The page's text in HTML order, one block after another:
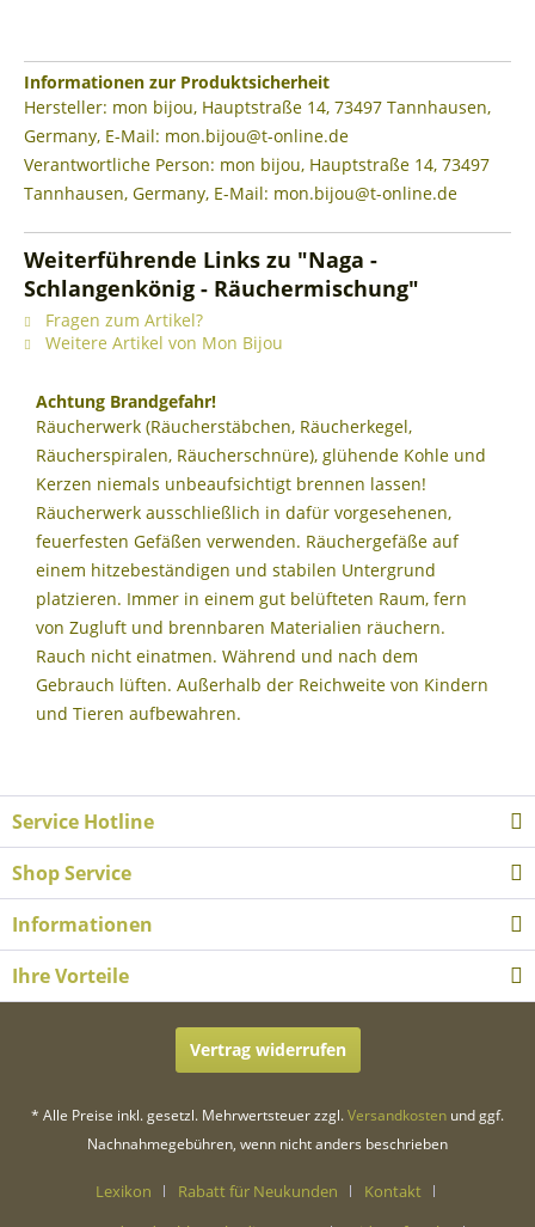
Informationen zur Produktsicherheit
Hersteller: mon bijou, Hauptstraße 14, 73497 Tannhausen,
Germany, E-Mail: mon.bijou@t-online.de
Verantwortliche Person: mon bijou, Hauptstraße 14, 73497
Tannhausen, Germany, E-Mail: mon.bijou@t-online.de
Weiterführende Links zu "Naga -
Schlangenkönig - Räuchermischung"
Fragen zum Artikel?
Weitere Artikel von Mon Bijou
Achtung Brandgefahr!
Räucherwerk (Räucherstäbchen, Räucherkegel,
Räucherspiralen, Räucherschnüre), glühende Kohle und
Kerzen niemals unbeaufsichtigt brennen lassen!
Räucherwerk ausschließlich in dafür vorgesehenen,
feuerfesten Gefäßen verwenden. Räuchergefäße auf
einem hitzebeständigen und stabilen Untergrund
platzieren. Immer in einem gut belüfteten Raum, fern
von Zugluft und brennbaren Materialien räuchern.
Rauch nicht einatmen. Während und nach dem
Gebrauch lüften. Außerhalb der Reichweite von Kindern
und Tieren aufbewahren.
Service Hotline
Shop Service
Informationen
Ihre Vorteile
Vertrag widerrufen
* Alle Preise inkl. gesetzl. Mehrwertsteuer zzgl.Versandkosten und ggf.
Nachnahmegebühren, wenn nicht anders beschrieben
Lexikon Rabatt für Neukunden
Kontakt